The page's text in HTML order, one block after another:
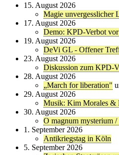
15. August 2026
Magie unvergesslicher
17. August 2026
Demo: KPD-Verbot vor
19. August 2026
DeVi GL - Offener
23. August 2026
Diskussion zum KPD-
28. August 2026
„March for liberation"
29. August 2026
Musik: Kim Morales &
30. August 2026
O magnum mysterium
1. September 2026
Antikriegstag in Köln
5. September 2026